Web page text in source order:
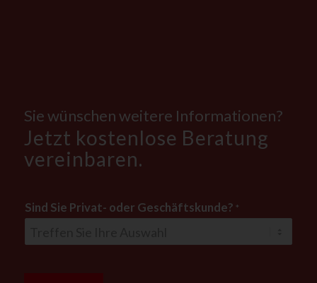
Sie wünschen weitere Informationen?
Jetzt kostenlose Beratung
vereinbaren.
Sind Sie Privat- oder Geschäftskunde? *